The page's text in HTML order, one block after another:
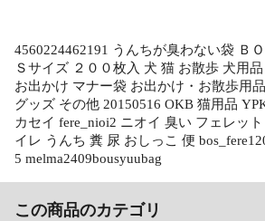
4560224462191 うんちが臭わない袋 Ｂ
Ｓサイズ ２００枚入 犬 猫 お散歩 犬用
お出かけ マナー袋 お出かけ・お散歩用
グッズ その他 20150516 OKB 猫用品
カセイ fere_nioi2 ニオイ 臭い フェレッ
イレ うんち 糞 尿 おしっこ 便
5 melma2409bousyuubag
この商品のカテゴリ